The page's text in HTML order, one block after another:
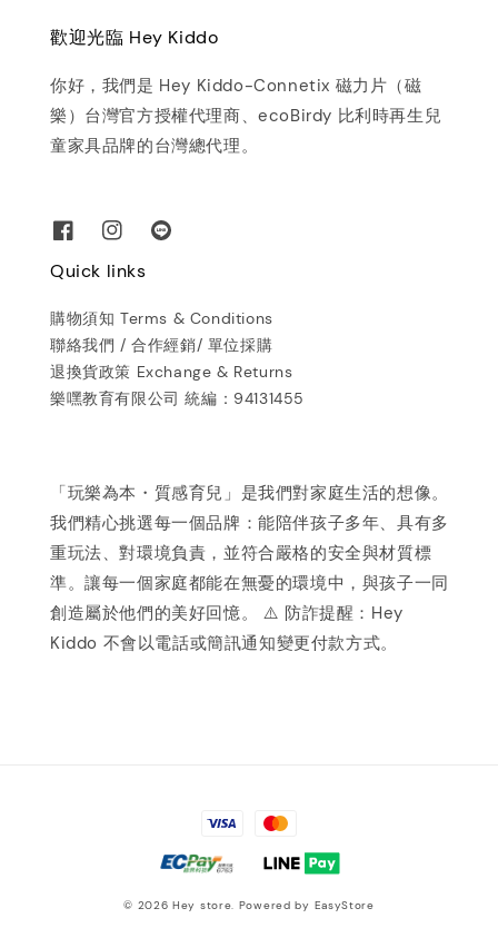
歡迎光臨 Hey Kiddo
你好，我們是 Hey Kiddo-Connetix 磁力片（磁
樂）台灣官方授權代理商、ecoBirdy 比利時再生兒
童家具品牌的台灣總代理。
Quick links
購物須知 Terms & Conditions
聯絡我們 / 合作經銷/ 單位採購
退換貨政策 Exchange & Returns
樂嘿教育有限公司 統編：94131455
「玩樂為本・質感育兒」是我們對家庭生活的想像。
我們精心挑選每一個品牌：能陪伴孩子多年、具有多
重玩法、對環境負責，並符合嚴格的安全與材質標
準。讓每一個家庭都能在無憂的環境中，與孩子一同
創造屬於他們的美好回憶。 ⚠️ 防詐提醒：Hey
Kiddo 不會以電話或簡訊通知變更付款方式。
© 2026 Hey store. Powered by EasyStore